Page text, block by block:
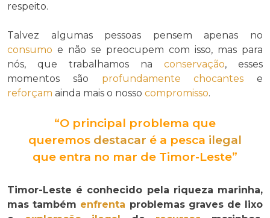
respeito.
Talvez algumas pessoas pensem apenas no
consumo e não se preocupem com isso, mas para
nós, que trabalhamos na conservação, esses
momentos são profundamente chocantes e
reforçam ainda mais o nosso compromisso.
“O principal problema que
queremos destacar é a pesca ilegal
que entra no mar de Timor-Leste”
Timor-Leste é conhecido pela riqueza marinha,
mas também enfrenta problemas graves de lixo